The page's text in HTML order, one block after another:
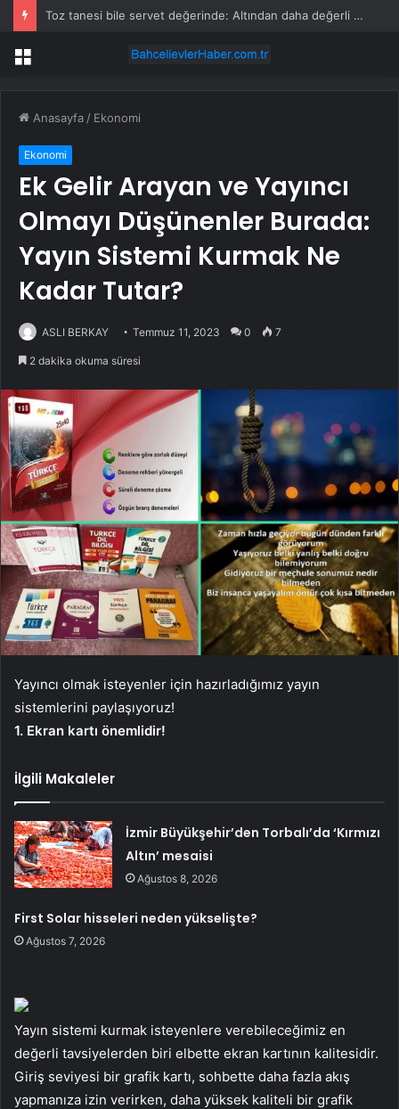
Toz tanesi bile servet değerinde: Altından daha değerli mineral keşfedildi
Menü
Anasayfa / Ekonomi
Ekonomi
Ek Gelir Arayan ve Yayıncı
Olmayı Düşünenler Burada:
Yayın Sistemi Kurmak Ne
Kadar Tutar?
ASLI BERKAY Temmuz 11, 2023 0 7
2 dakika okuma süresi
Yayıncı olmak isteyenler için hazırladığımız yayın
sistemlerini paylaşıyoruz!
1. Ekran kartı önemlidir!
İlgili Makaleler
İzmir Büyükşehir’den Torbalı’da ‘Kırmızı
Altın’ mesaisi
Ağustos 8, 2026
First Solar hisseleri neden yükselişte?
Ağustos 7, 2026
Yayın sistemi kurmak isteyenlere verebileceğimiz en
değerli tavsiyelerden biri elbette ekran kartının kalitesidir.
Giriş seviyesi bir grafik kartı, sohbette daha fazla akış
yapmanıza izin verirken, daha yüksek kaliteli bir grafik